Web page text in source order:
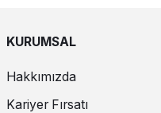
KURUMSAL
Hakkımızda
Kariyer Fırsatı